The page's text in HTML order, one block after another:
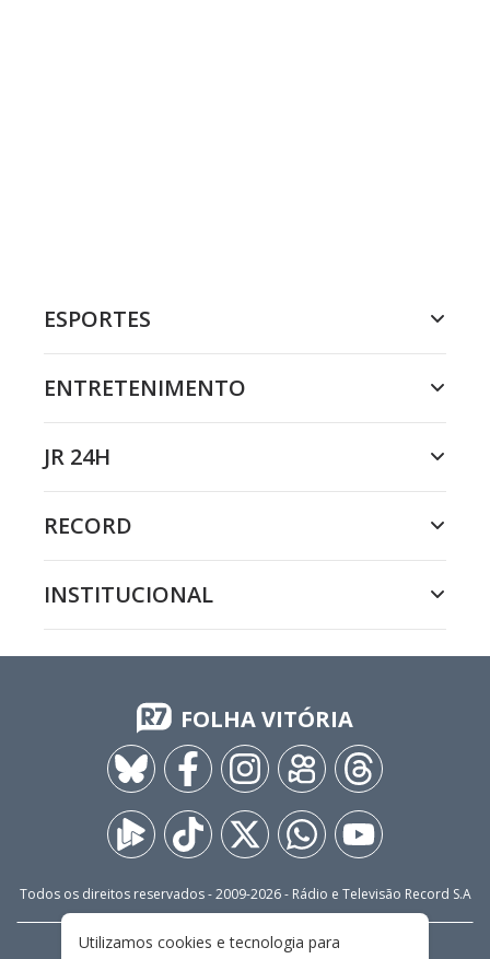
ESPORTES
ENTRETENIMENTO
JR 24H
RECORD
INSTITUCIONAL
FOLHA VITÓRIA
Todos os direitos reservados - 2009-2026- Rádio e Televisão Record S.A
PRIVACIDADE
Utilizamos cookies e tecnologia para